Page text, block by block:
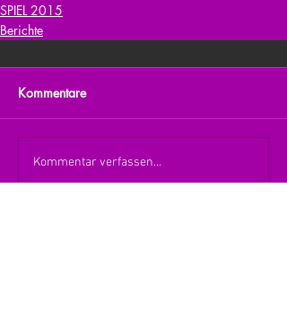
SPIEL 2015
Berichte
Kommentare
Kommentar verfassen...